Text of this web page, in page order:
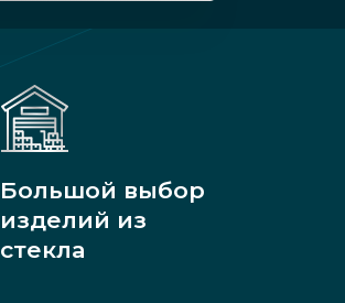
Большой выбор
изделий из
стекла